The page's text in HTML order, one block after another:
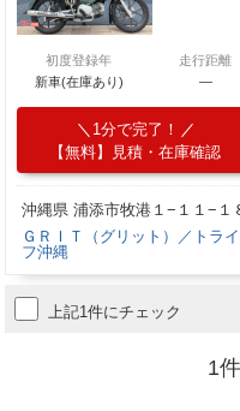
初度登録年
新車(在庫あり)
走行距離
―
1分で完了！
【無料】見積・在庫確認
沖縄県 浦添市牧港１−１１−１
ＧＲＩＴ（グリット）／トラ
フ沖縄
上記1件にチェック
1